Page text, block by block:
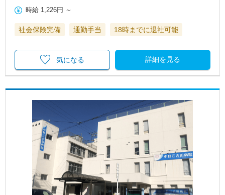
時給 1,226円 ～
社会保険完備 通勤手当 18時までに退社可能
詳細を見る
気になる